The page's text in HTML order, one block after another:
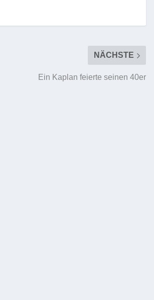
NÄCHSTE
Ein Kaplan feierte seinen 40er